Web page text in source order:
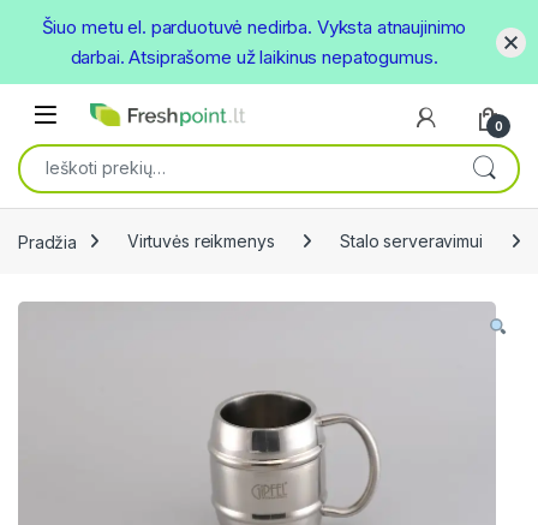
Open
0
Ieškoti:
Pradžia Virtuvės reikmenys Stalo serveravimui
Šiuo metu el. parduotuvė nedirba. Vyksta atnaujinimo
darbai. Atsiprašome už laikinus nepatogumus.